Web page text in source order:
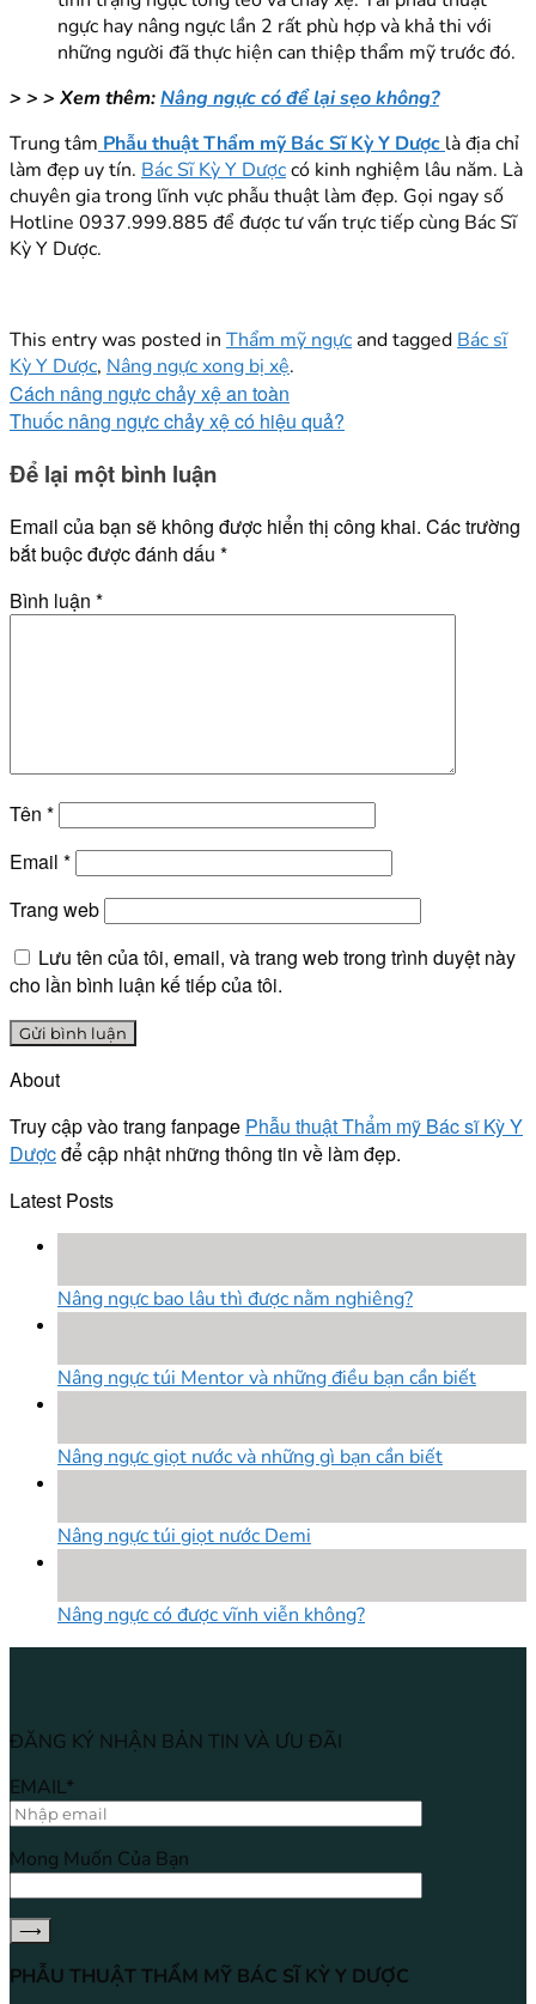
ngực hay nâng ngực lần 2 rất phù hợp và khả thi với
những người đã thực hiện can thiệp thẩm mỹ trước đó.
> > > Xem thêm:Nâng ngực có để lại sẹo không?
Trung tâmPhẫu thuật Thẩm mỹ Bác Sĩ Kỳ Y Dược là địa chỉ
làm đẹp uy tín. Bác Sĩ Kỳ Y Dượccó kinh nghiệm lâu năm. Là
chuyên gia trong lĩnh vực phẫu thuật làm đẹp. Gọi ngay số
Hotline 0937.999.885 để được tư vấn trực tiếp cùng Bác Sĩ
Kỳ Y Dược.
This entry was posted in Thẩm mỹ ngựcand taggedBác sĩ
Kỳ Y Dược, Nâng ngực xong bị xệ.
Cách nâng ngực chảy xệ an toàn
Thuốc nâng ngực chảy xệ có hiệu quả?
Để lại một bình luận
Email của bạn sẽ không được hiển thị công khai. Các trường
bắt buộc được đánh dấu *
Bình luận *
Tên *
Email *
Trang web
Lưu tên của tôi, email, và trang web trong trình duyệt này
cho lần bình luận kế tiếp của tôi.
About
Truy cập vào trang fanpage Phẫu thuật Thẩm mỹ Bác sĩ Kỳ Y
Dượcđể cập nhật những thông tin về làm đẹp.
Latest Posts
Nâng ngực bao lâu thì được nằm nghiêng?
Nâng ngực túi Mentor và những điều bạn cần biết
Nâng ngực giọt nước và những gì bạn cần biết
Nâng ngực túi giọt nước Demi
Nâng ngực có được vĩnh viễn không?
ĐĂNG KÝ NHẬN BẢN TIN VÀ ƯU ĐÃI
EMAIL*
Mong Muốn Của Bạn
PHẪU THUẬT THẨM MỸ BÁC SĨ KỲ Y DƯỢC